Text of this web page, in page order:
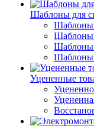
Шаблоны для
Шаблоны
Шаблоны
Шаблоны
Шаблоны
Уцененные